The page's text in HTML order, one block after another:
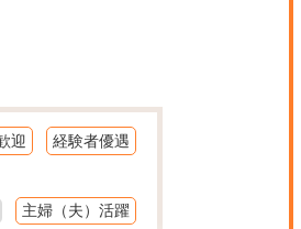
迎
経験者優遇
主婦（夫）活躍